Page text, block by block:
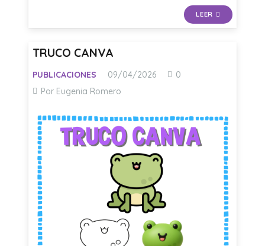
LEER
TRUCO CANVA
PUBLICACIONES 09/04/2026
0
Por Eugenia Romero